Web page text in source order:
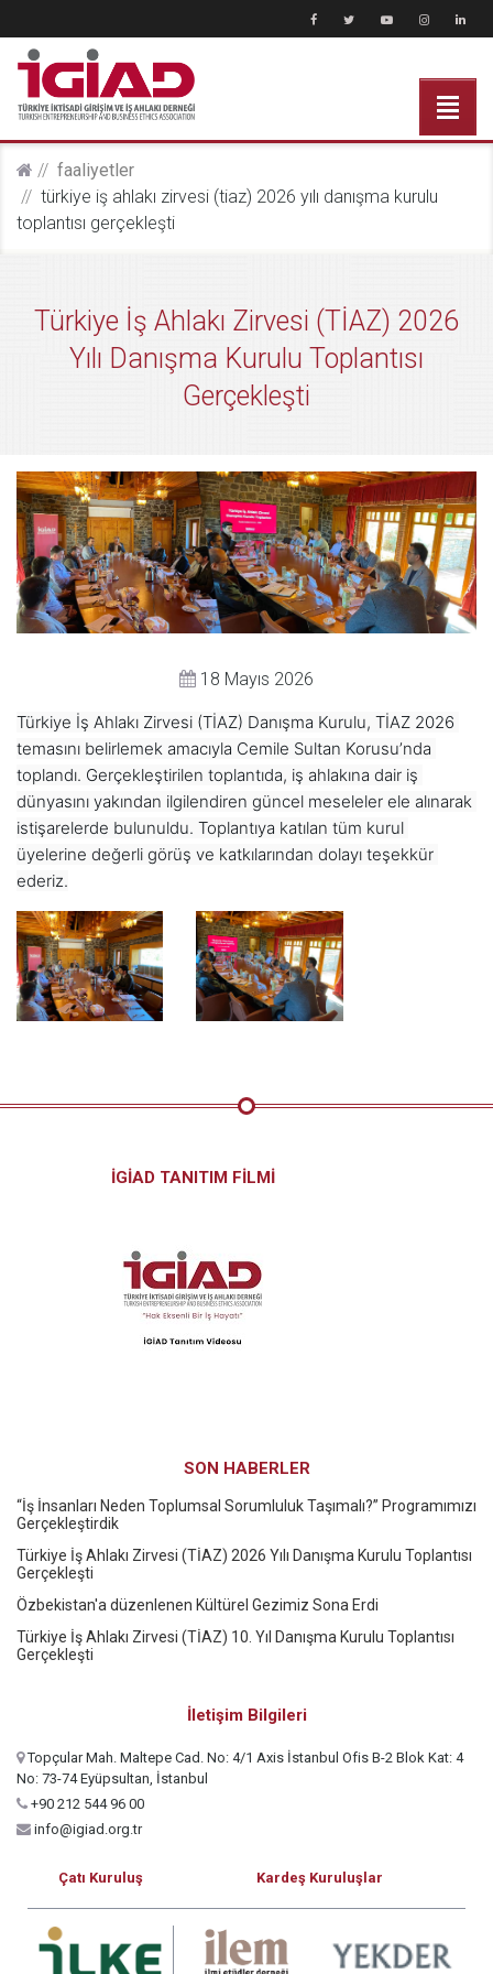
faali̇yetler
türkiye i̇ş ahlakı zirvesi (ti̇az) 2026 yılı danışma kurulu
toplantısı gerçekleşti
Türkiye İş Ahlakı Zirvesi (TİAZ) 2026
Yılı Danışma Kurulu Toplantısı
Gerçekleşti
18 Mayıs 2026
Türkiye İş Ahlakı Zirvesi (TİAZ) Danışma Kurulu, TİAZ 2026
temasını belirlemek amacıyla Cemile Sultan Korusu’nda
toplandı. Gerçekleştirilen toplantıda, iş ahlakına dair iş
dünyasını yakından ilgilendiren güncel meseleler ele alınarak
istişarelerde bulunuldu. Toplantıya katılan tüm kurul
üyelerine değerli görüş ve katkılarından dolayı teşekkür
ederiz.
İGİAD TANITIM FİLMİ
SON HABERLER
“İş İnsanları Neden Toplumsal Sorumluluk Taşımalı?” Programımızı
Gerçekleştirdik
Türkiye İş Ahlakı Zirvesi (TİAZ) 2026 Yılı Danışma Kurulu Toplantısı
Gerçekleşti
Özbekistan'a düzenlenen Kültürel Gezimiz Sona Erdi
Türkiye İş Ahlakı Zirvesi (TİAZ) 10. Yıl Danışma Kurulu Toplantısı
Gerçekleşti
İletişim Bilgileri
Topçular Mah. Maltepe Cad. No: 4/1 Axis İstanbul Ofis B-2 Blok Kat: 4
No: 73-74 Eyüpsultan, İstanbul
+90 212 544 96 00
info@igiad.org.tr
Çatı Kuruluş Kardeş Kuruluşlar